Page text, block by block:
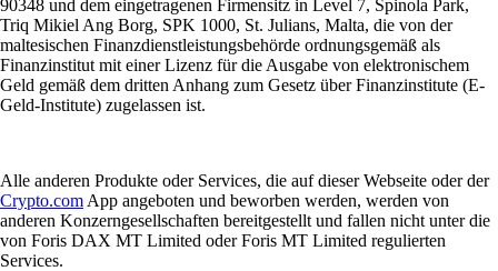
90348 und dem eingetragenen Firmensitz in Level 7, Spinola Park,
Triq Mikiel Ang Borg, SPK 1000, St. Julians, Malta, die von der
maltesischen Finanzdienstleistungsbehörde ordnungsgemäß als
Finanzinstitut mit einer Lizenz für die Ausgabe von elektronischem
Geld gemäß dem dritten Anhang zum Gesetz über Finanzinstitute (E-
Geld-Institute) zugelassen ist.
Alle anderen Produkte oder Services, die auf dieser Webseite oder der
Crypto.com App angeboten und beworben werden, werden von
anderen Konzerngesellschaften bereitgestellt und fallen nicht unter die
von Foris DAX MT Limited oder Foris MT Limited regulierten
Services.